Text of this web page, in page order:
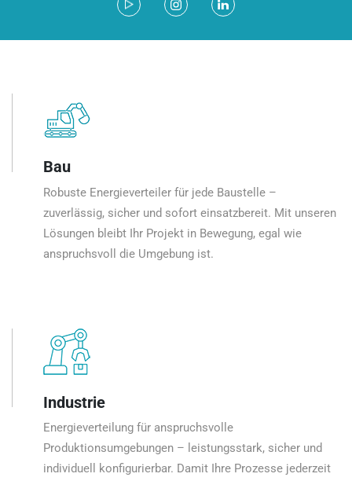
Bau
Robuste Energieverteiler für jede Baustelle –
zuverlässig, sicher und sofort einsatzbereit. Mit unseren
Lösungen bleibt Ihr Projekt in Bewegung, egal wie
anspruchsvoll die Umgebung ist.
Industrie
Energieverteilung für anspruchsvolle
Produktionsumgebungen – leistungsstark, sicher und
individuell konfigurierbar. Damit Ihre Prozesse jederzeit